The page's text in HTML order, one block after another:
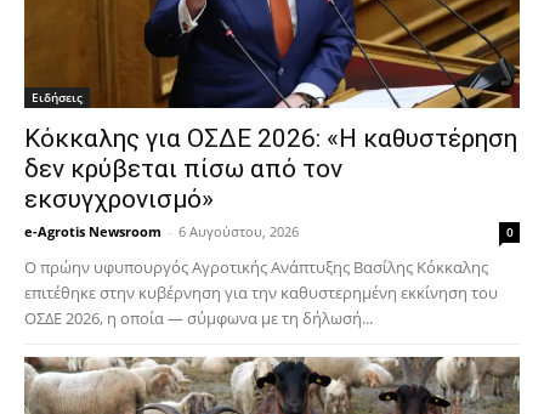
Ειδήσεις
Κόκκαλης για ΟΣΔΕ 2026: «Η καθυστέρηση
δεν κρύβεται πίσω από τον
εκσυγχρονισμό»
e-Agrotis Newsroom - 6 Αυγούστου, 2026 0
Ο πρώην υφυπουργός Αγροτικής Ανάπτυξης Βασίλης Κόκκαλης
επιτέθηκε στην κυβέρνηση για την καθυστερημένη εκκίνηση του
ΟΣΔΕ 2026, η οποία — σύμφωνα με τη δήλωσή...